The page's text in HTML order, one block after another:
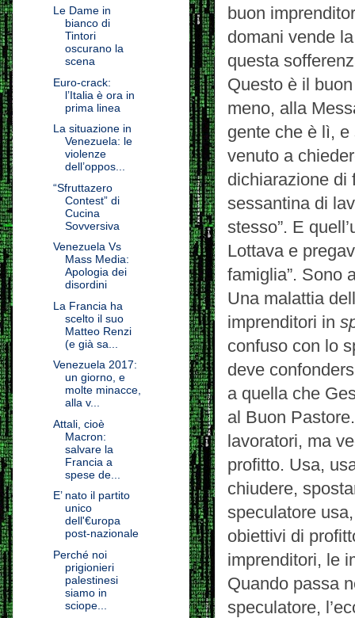
buon
domani vende
questa
Questo è il
meno, alla
gente che è lì, e
venuto a
dichiarazione di
sessantina di
stesso”. E
Lottava e
famiglia”. Sono
Una malattia
imprenditori in
confuso con lo
deve
a quella che
al Buon
lavoratori, ma
profitto. Usa,
chiudere,
speculatore
obiettivi di
imprenditori, le
Quando passa
speculatore,
Le Dame in
bianco di
Tintori
oscurano la
scena
Euro-crack:
l’Italia è ora in
prima linea
La situazione in
Venezuela: le
violenze
dell’oppos...
“Sfruttazero
Contest” di
Cucina
Sovversiva
Venezuela Vs
Mass Media:
Apologia dei
disordini
La Francia ha
scelto il suo
Matteo Renzi
(e già sa...
Venezuela 2017:
un giorno, e
molte minacce,
alla v...
Attali, cioè
Macron:
salvare la
Francia a
spese de...
E’ nato il partito
unico
dell'€uropa
post-nazionale
Perché noi
prigionieri
palestinesi
siamo in
sciope...